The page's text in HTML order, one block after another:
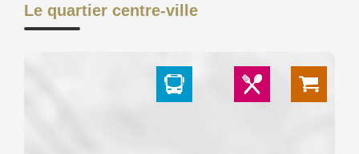
Le quartier centre-ville